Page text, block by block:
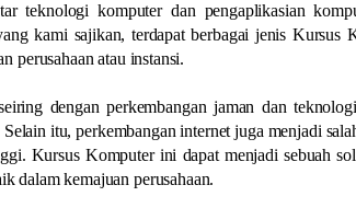
teknologi komputer dan pengaplikasian
kami sajikan, terdapat berbagai jenis Kursus
perusahaan atau instansi.
dengan perkembangan jaman dan
itu, perkembangan internet juga menjadi
Kursus Komputer ini dapat menjadi sebuah
dalam kemajuan perusahaan.